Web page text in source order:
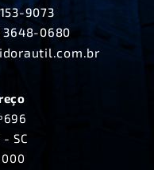
9073
3648-0680
SC